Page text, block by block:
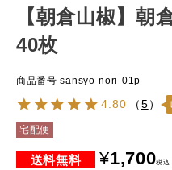
【朝倉山椒】朝
40枚
商品番号 sansyo-nori-01p
4.80 （5）
宅配便
¥1,700税込